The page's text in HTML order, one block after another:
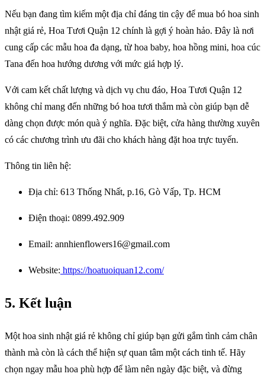
Nếu bạn đang tìm kiếm một địa chỉ đáng tin cậy để mua bó hoa sinh
nhật giá rẻ, Hoa Tươi Quận 12 chính là gợi ý hoàn hảo. Đây là nơi
cung cấp các mẫu hoa đa dạng, từ hoa baby, hoa hồng mini, hoa cúc
Tana đến hoa hướng dương với mức giá hợp lý.
Với cam kết chất lượng và dịch vụ chu đáo, Hoa Tươi Quận 12
không chỉ mang đến những bó hoa tươi thắm mà còn giúp bạn dễ
dàng chọn được món quà ý nghĩa. Đặc biệt, cửa hàng thường xuyên
có các chương trình ưu đãi cho khách hàng đặt hoa trực tuyến.
Thông tin liên hệ:
Địa chỉ: 613 Thống Nhất, p.16, Gò Vấp, Tp. HCM
Điện thoại: 0899.492.909
Email: annhienflowers16@gmail.com
Website: https://hoatuoiquan12.com/
5. Kết luận
Một hoa sinh nhật giá rẻ không chỉ giúp bạn gửi gắm tình cảm chân
thành mà còn là cách thể hiện sự quan tâm một cách tinh tế. Hãy
chọn ngay mẫu hoa phù hợp để làm nên ngày đặc biệt, và đừng